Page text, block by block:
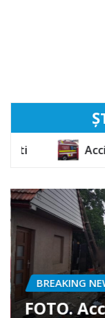
în centrul
BREAKING
Cum a